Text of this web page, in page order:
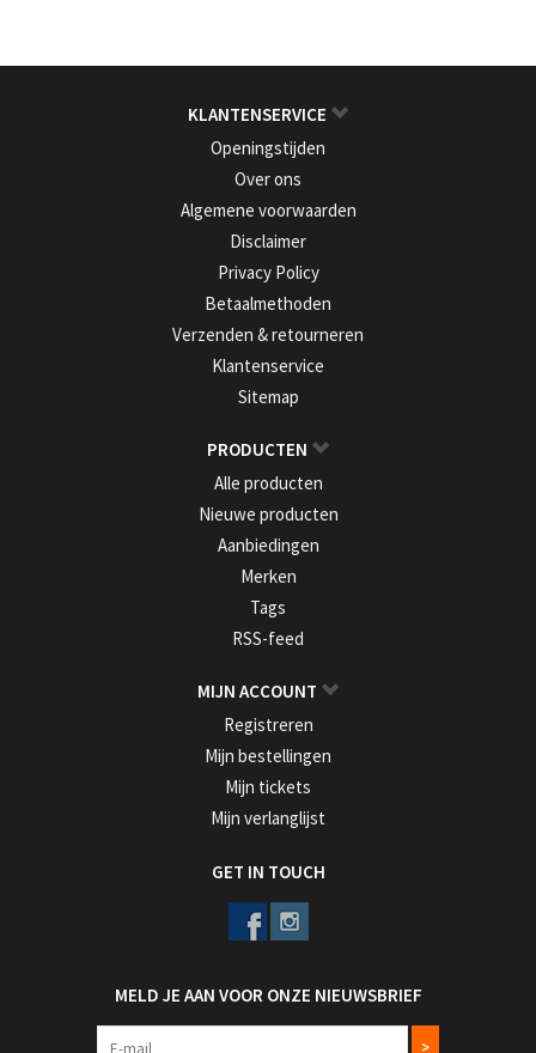
KLANTENSERVICE
Openingstijden
Over ons
Algemene voorwaarden
Disclaimer
Privacy Policy
Betaalmethoden
Verzenden & retourneren
Klantenservice
Sitemap
PRODUCTEN
Alle producten
Nieuwe producten
Aanbiedingen
Merken
Tags
RSS-feed
MIJN ACCOUNT
Registreren
Mijn bestellingen
Mijn tickets
Mijn verlanglijst
GET IN TOUCH
MELD JE AAN VOOR ONZE NIEUWSBRIEF
>